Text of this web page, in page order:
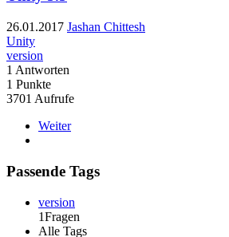
26.01.2017 Jashan Chittesh
Unity
version
1 Antworten
1 Punkte
3701 Aufrufe
Weiter
Passende Tags
version
1Fragen
Alle Tags